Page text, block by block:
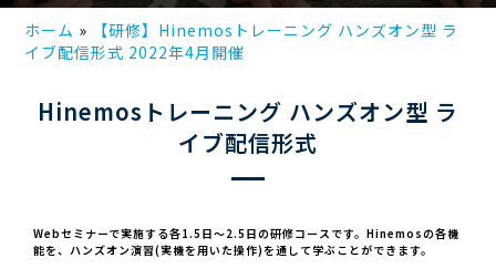
ホーム
【研修】Hinemosトレーニング ハンズオン型 ラ
イブ配信形式 2022年4月開催
Hinemosトレーニング ハンズオン型 ラ
イブ配信形式
Webセミナーで実施する各1.5日～2.5日の研修コースです。Hinemosの各機
能を、ハンズオン演習(実機を用いた操作)を通して学ぶことができます。